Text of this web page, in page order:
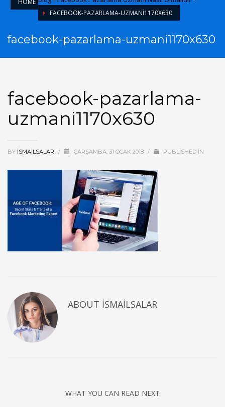
FACEBOOK-PAZARLAMA-UZMANI1170X630
facebook-pazarlama-uzmani1170x630
facebook-pazarlama-
uzmani1170x630
BY ISMAILSALAR / ÇARŞAMBA, 31 OCAK 2018 / PUBLISHED IN
ABOUT ISMAILSALAR
WHAT YOU CAN READ NEXT